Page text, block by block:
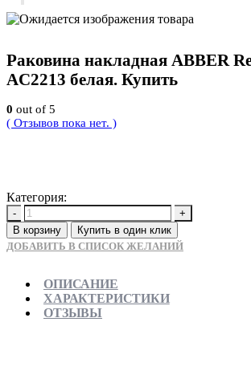
Раковина накладная ABBER
AC2213 белая. Купить
0 out of 5
( Отзывов пока нет. )
Категория:
-
+
В корзину
Купить в один клик
ДОБАВИТЬ В СПИСОК ЖЕЛАНИЙ
ОПИСАНИЕ
ХАРАКТЕРИСТИКИ
ОТЗЫВЫ